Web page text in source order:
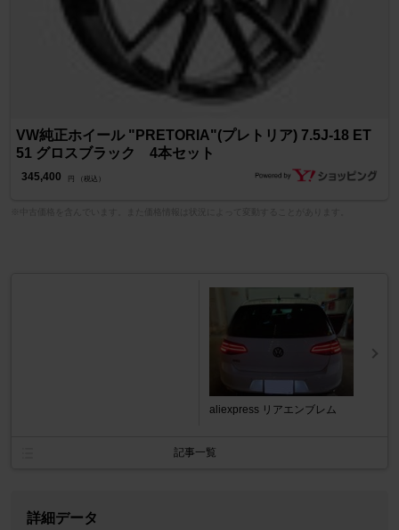
VW純正ホイール "PRETORIA"(プレトリア) 7.5J-18 ET
51 グロスブラック 4本セット
345,400 円 （税込）
aliexpress リアエンブレム
記事一覧
詳細データ